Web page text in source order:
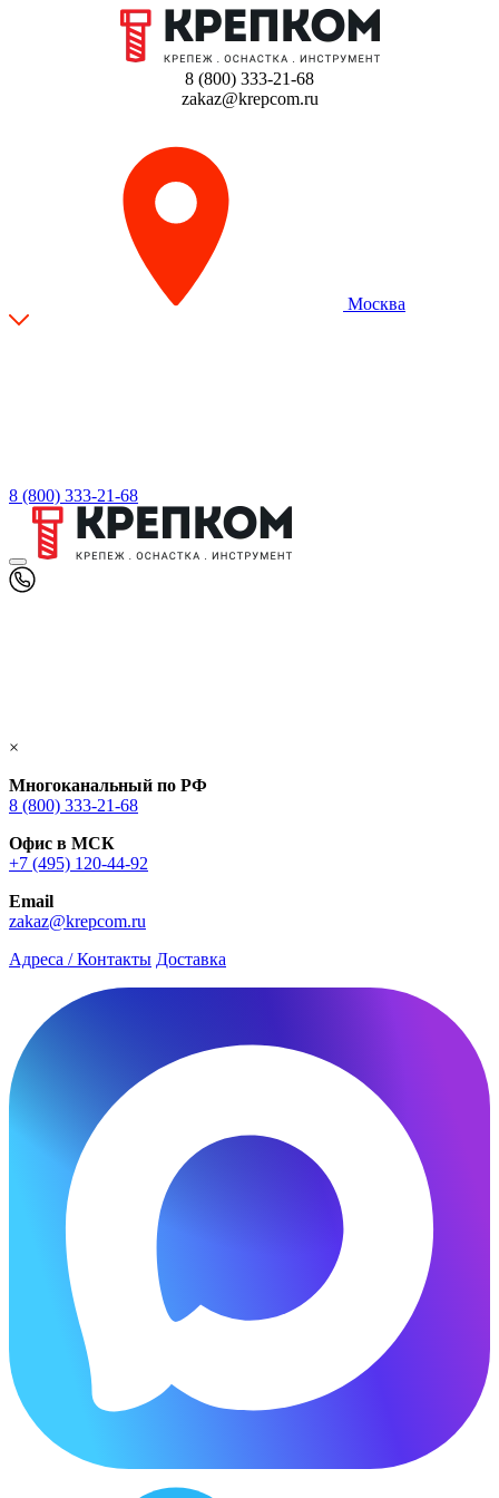
8 (800) 333-21-68
zakaz@krepcom.ru
Москва
8 (800) 333-21-68
×
Многоканальный по РФ
8 (800) 333‑21-68
Офис в МСК
+7 (495) 120-44-92
Email
zakaz@krepcom.ru
Адреса / Контакты Доставка